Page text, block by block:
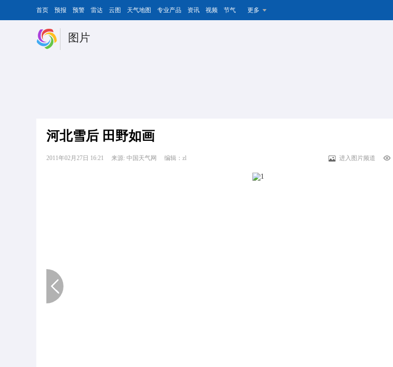
首页 预报 预警 雷达 云图 天气地图 专业产品 资讯 视频 节气 更多
图片
河北雪后 田野如画
2011年02月27日 16:21 来源: 中国天气网 编辑：zl 进入图片频道